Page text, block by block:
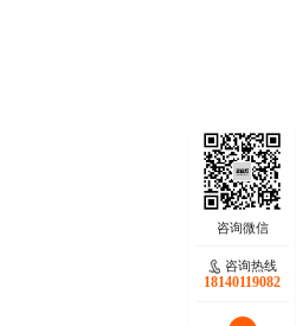
咨询热线
18140119082